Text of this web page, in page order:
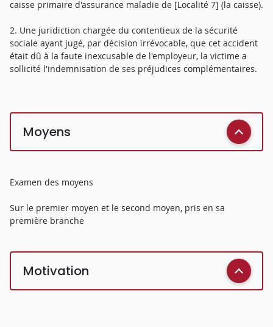
caisse primaire d'assurance maladie de [Localité 7] (la caisse).
2. Une juridiction chargée du contentieux de la sécurité
sociale ayant jugé, par décision irrévocable, que cet accident
était dû à la faute inexcusable de l'employeur, la victime a
sollicité l'indemnisation de ses préjudices complémentaires.
Moyens
Examen des moyens
Sur le premier moyen et le second moyen, pris en sa
première branche
Motivation